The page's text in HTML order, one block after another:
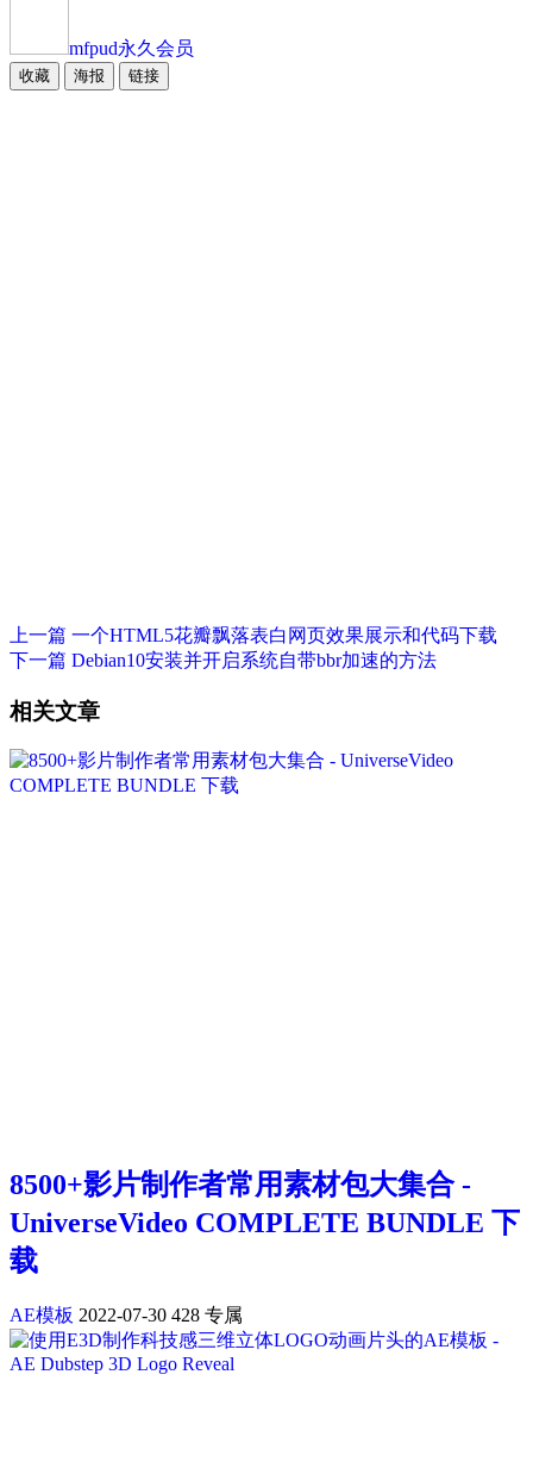
mfpud永久会员
收藏 海报 链接
上一篇 一个HTML5花瓣飘落表白网页效果展示和代码下载
下一篇 Debian10安装并开启系统自带bbr加速的方法
相关文章
8500+影片制作者常用素材包大集合 -
UniverseVideo COMPLETE BUNDLE 下
载
AE模板 2022-07-30 428 专属